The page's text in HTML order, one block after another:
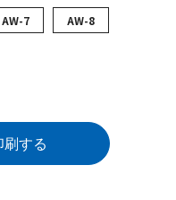
AW-7 AW-8
刷する